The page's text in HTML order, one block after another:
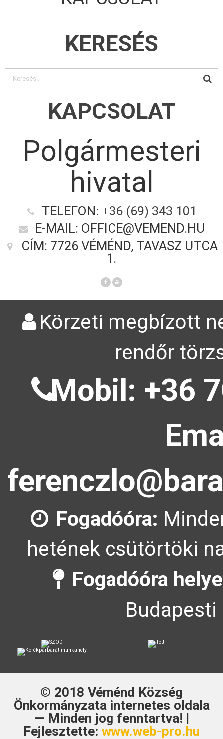
KERESÉS
KAPCSOLAT
Polgármesteri
hivatal
TELEFON: +36 (69) 343 101
E-MAIL: OFFICE@VEMEND.HU
CÍM: 7726 VÉMÉND, TAVASZ UTCA
1.
Körzeti megbízott
rendőr
Mobil: +36
Fogadóóra:
hetének csütörtöki
Fogadóóra
© 2018 Véménd Község
Önkormányzata internetes oldala
— Minden jog fenntartva! |
Fejlesztette: www.web-pro.hu